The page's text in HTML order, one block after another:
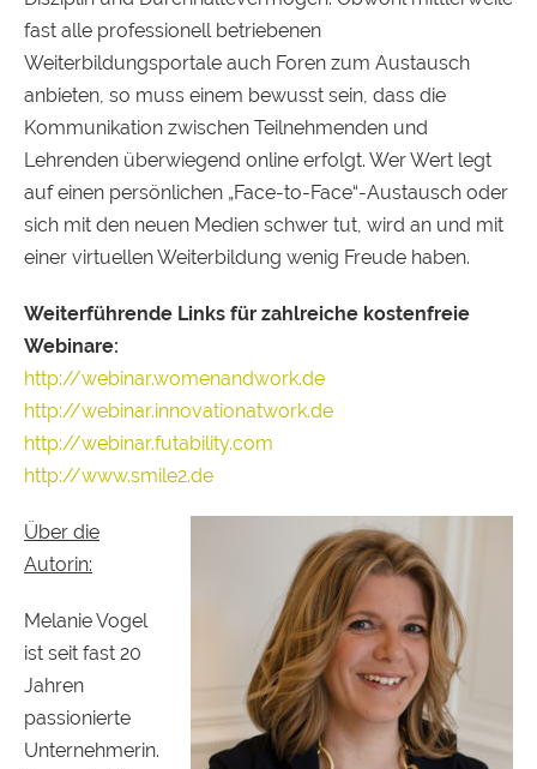
fast alle professionell betriebenen
Weiterbildungsportale auch Foren zum Austausch
anbieten, so muss einem bewusst sein, dass die
Kommunikation zwischen Teilnehmenden und
Lehrenden überwiegend online erfolgt. Wer Wert legt
auf einen persönlichen „Face-to-Face“-Austausch oder
sich mit den neuen Medien schwer tut, wird an und mit
einer virtuellen Weiterbildung wenig Freude haben.
Weiterführende Links für zahlreiche kostenfreie
Webinare:
http://webinar.womenandwork.de
http://webinar.innovationatwork.de
http://webinar.futability.com
http://www.smile2.de
Über die
Autorin:
Melanie Vogel
ist seit fast 20
Jahren
passionierte
Unternehmerin.